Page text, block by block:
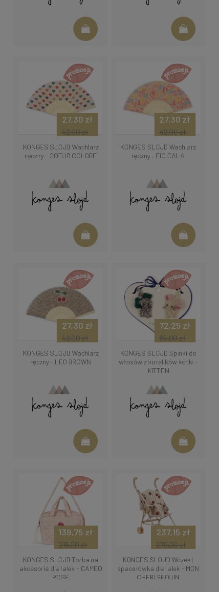
KONGES SLOJD Wachlarz
ręczny - COEUR COLORE
27,30 zł
42,00 zł
KONGES SLOJD Wachlarz
ręczny - FIO CALA
27,30 zł
42,00 zł
KONGES SLOJD Wachlarz
ręczny - LEO BROWN
27,30 zł
42,00 zł
KONGES SLOJD Spinki do
włosów z koralików kotki -
KITTEN
72,25 zł
85,00 zł
KONGES SLOJD Torba na
akcesoria dla lalek - CAMEO
ROSE
139,75 zł
215,00 zł
KONGES SLOJD Wózek |
spacerówka dla lalek - MON
CHERI SEQUIN
237,15 zł
279,00 zł